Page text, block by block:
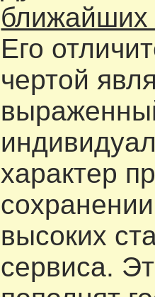
ближайших
Его
чертой
характер
высоких
сервиса.